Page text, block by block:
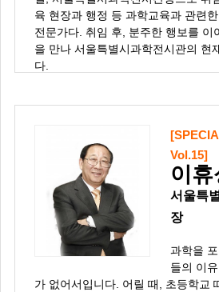
육 현장과 행정 등 과학교육과 관련
전문가다. 취임 후, 분주한 행보를 이
을 만나 서울특별시과학전시관의 현
다.
Vol.15]
이휴
서울특
장
과학을
들의 이
가 없어서입니다. 어릴 때, 초등학교